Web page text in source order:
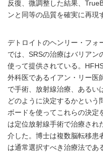
反復、微調整した結果、
ンと同等の品質を確実に再現
デトロイトのヘンリー・フォ
では、SRSの治療はバリアン
使って提供されている。
外科医であるイアン・リー医
で手術、放射線治療、あるい
どのように決定するかという
ボードを使ってこれらの決定
は定位放射線手術で治療され
介した。博士は複数脳転移患
は通常選択すべき治療法であ